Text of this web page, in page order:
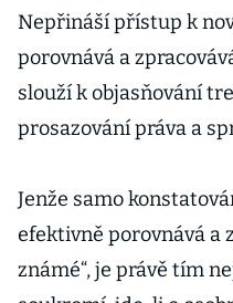
Nepřináší přístup k
porovnává a
slouží k objasňování
prosazování práva a
Jenže samo
efektivně porovnává a
známé“, je právě tím